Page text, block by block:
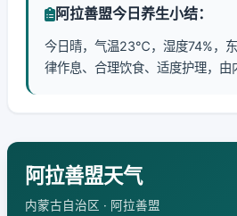
阿拉善盟今日养生小结：
今日晴，气温23℃，湿度74%，
律作息、合理饮食、适度护理，由
阿拉善盟天气
内蒙古自治区 · 阿拉善盟